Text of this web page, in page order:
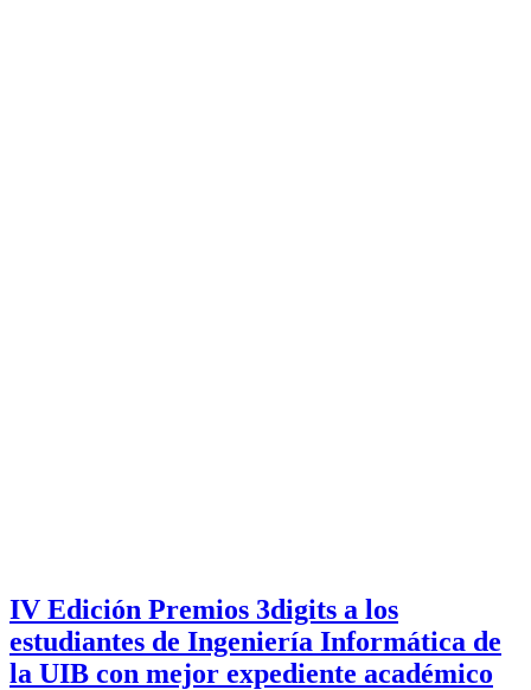
IV Edición Premios 3digits a los
estudiantes de Ingeniería Informática de
la UIB con mejor expediente académico